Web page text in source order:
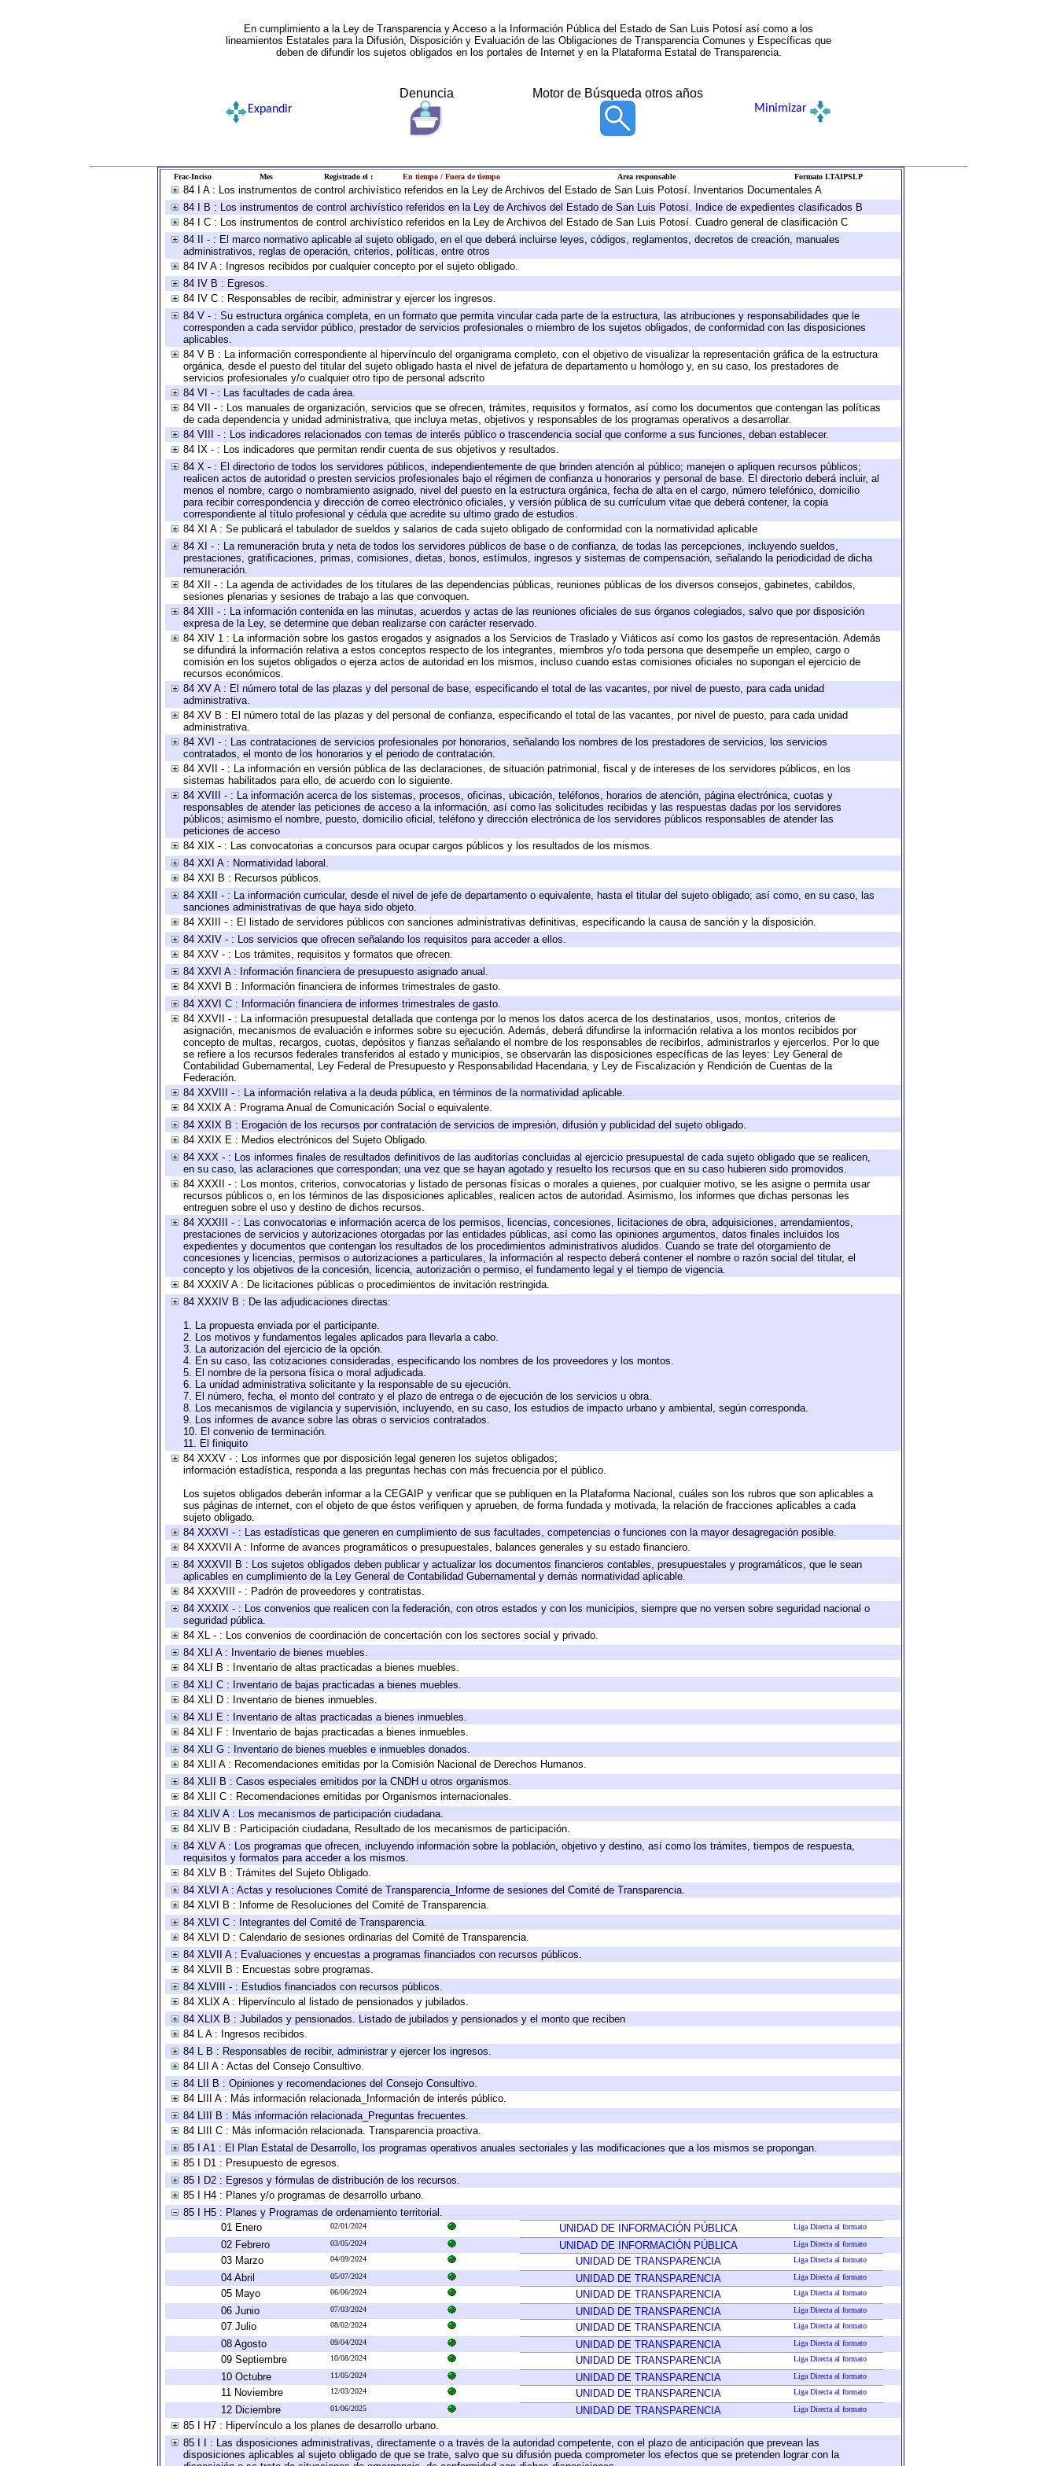
En cumplimiento a la Ley de Transparencia y Acceso a la Información Pública del Estado de San Luis Potosí así como a los
lineamientos Estatales para la Difusión, Disposición y Evaluación de las Obligaciones de Transparencia Comunes y Específicas que
deben de difundir los sujetos obligados en los portales de Internet y en la Plataforma Estatal de Transparencia.
Denuncia Motor de Búsqueda otros años
Expandir Minimizar
Frac-Inciso Mes Registrado el : En tiempo / Fuera de tiempo Area responsable Formato LTAIPSLP
84 I A : Los instrumentos de control archivístico referidos en la Ley de Archivos del Estado de San Luis Potosí. Inventarios Documentales A
84 I B : Los instrumentos de control archivístico referidos en la Ley de Archivos del Estado de San Luis Potosí. Indice de expedientes clasificados B
84 I C : Los instrumentos de control archivístico referidos en la Ley de Archivos del Estado de San Luis Potosí. Cuadro general de clasificación C
84 II - : El marco normativo aplicable al sujeto obligado, en el que deberá incluirse leyes, códigos, reglamentos, decretos de creación, manuales
administrativos, reglas de operación, criterios, políticas, entre otros
84 IV A : Ingresos recibidos por cualquier concepto por el sujeto obligado.
84 IV B : Egresos.
84 IV C : Responsables de recibir, administrar y ejercer los ingresos.
84 V - : Su estructura orgánica completa, en un formato que permita vincular cada parte de la estructura, las atribuciones y responsabilidades que le
corresponden a cada servidor público, prestador de servicios profesionales o miembro de los sujetos obligados, de conformidad con las disposiciones
aplicables.
84 V B : La información correspondiente al hipervínculo del organigrama completo, con el objetivo de visualizar la representación gráfica de la estructura
orgánica, desde el puesto del titular del sujeto obligado hasta el nivel de jefatura de departamento u homólogo y, en su caso, los prestadores de
servicios profesionales y/o cualquier otro tipo de personal adscrito
84 VI - : Las facultades de cada área.
84 VII - : Los manuales de organización, servicios que se ofrecen, trámites, requisitos y formatos, así como los documentos que contengan las políticas
de cada dependencia y unidad administrativa, que incluya metas, objetivos y responsables de los programas operativos a desarrollar.
84 VIII - : Los indicadores relacionados con temas de interés público o trascendencia social que conforme a sus funciones, deban establecer.
84 IX - : Los indicadores que permitan rendir cuenta de sus objetivos y resultados.
84 X - : El directorio de todos los servidores públicos, independientemente de que brinden atención al público; manejen o apliquen recursos públicos;
realicen actos de autoridad o presten servicios profesionales bajo el régimen de confianza u honorarios y personal de base. El directorio deberá incluir, al
menos el nombre, cargo o nombramiento asignado, nivel del puesto en la estructura orgánica, fecha de alta en el cargo, número telefónico, domicilio
para recibir correspondencia y dirección de correo electrónico oficiales, y versión pública de su currículum vitae que deberá contener, la copia
correspondiente al título profesional y cédula que acredite su ultimo grado de estudios.
84 XI A : Se publicará el tabulador de sueldos y salarios de cada sujeto obligado de conformidad con la normatividad aplicable
84 XI - : La remuneración bruta y neta de todos los servidores públicos de base o de confianza, de todas las percepciones, incluyendo sueldos,
prestaciones, gratificaciones, primas, comisiones, dietas, bonos, estímulos, ingresos y sistemas de compensación, señalando la periodicidad de dicha
remuneración.
84 XII - : La agenda de actividades de los titulares de las dependencias públicas, reuniones públicas de los diversos consejos, gabinetes, cabildos,
sesiones plenarias y sesiones de trabajo a las que convoquen.
84 XIII - : La información contenida en las minutas, acuerdos y actas de las reuniones oficiales de sus órganos colegiados, salvo que por disposición
expresa de la Ley, se determine que deban realizarse con carácter reservado.
84 XIV 1 : La información sobre los gastos erogados y asignados a los Servicios de Traslado y Viáticos así como los gastos de representación. Además
se difundirá la información relativa a estos conceptos respecto de los integrantes, miembros y/o toda persona que desempeñe un empleo, cargo o
comisión en los sujetos obligados o ejerza actos de autoridad en los mismos, incluso cuando estas comisiones oficiales no supongan el ejercicio de
recursos económicos.
84 XV A : El número total de las plazas y del personal de base, especificando el total de las vacantes, por nivel de puesto, para cada unidad
administrativa.
84 XV B : El número total de las plazas y del personal de confianza, especificando el total de las vacantes, por nivel de puesto, para cada unidad
administrativa.
84 XVI - : Las contrataciones de servicios profesionales por honorarios, señalando los nombres de los prestadores de servicios, los servicios
contratados, el monto de los honorarios y el periodo de contratación.
84 XVII - : La información en versión pública de las declaraciones, de situación patrimonial, fiscal y de intereses de los servidores públicos, en los
sistemas habilitados para ello, de acuerdo con lo siguiente.
84 XVIII - : La información acerca de los sistemas, procesos, oficinas, ubicación, teléfonos, horarios de atención, página electrónica, cuotas y
responsables de atender las peticiones de acceso a la información, así como las solicitudes recibidas y las respuestas dadas por los servidores
públicos; asimismo el nombre, puesto, domicilio oficial, teléfono y dirección electrónica de los servidores públicos responsables de atender las
peticiones de acceso
84 XIX - : Las convocatorias a concursos para ocupar cargos públicos y los resultados de los mismos.
84 XXI A : Normatividad laboral.
84 XXI B : Recursos públicos.
84 XXII - : La información curricular, desde el nivel de jefe de departamento o equivalente, hasta el titular del sujeto obligado; así como, en su caso, las
sanciones administrativas de que haya sido objeto.
84 XXIII - : El listado de servidores públicos con sanciones administrativas definitivas, especificando la causa de sanción y la disposición.
84 XXIV - : Los servicios que ofrecen señalando los requisitos para acceder a ellos.
84 XXV - : Los trámites, requisitos y formatos que ofrecen.
84 XXVI A : Información financiera de presupuesto asignado anual.
84 XXVI B : Información financiera de informes trimestrales de gasto.
84 XXVI C : Información financiera de informes trimestrales de gasto.
84 XXVII - : La información presupuestal detallada que contenga por lo menos los datos acerca de los destinatarios, usos, montos, criterios de
asignación, mecanismos de evaluación e informes sobre su ejecución. Además, deberá difundirse la información relativa a los montos recibidos por
concepto de multas, recargos, cuotas, depósitos y fianzas señalando el nombre de los responsables de recibirlos, administrarlos y ejercerlos. Por lo que
se refiere a los recursos federales transferidos al estado y municipios, se observarán las disposiciones específicas de las leyes: Ley General de
Contabilidad Gubernamental, Ley Federal de Presupuesto y Responsabilidad Hacendaria, y Ley de Fiscalización y Rendición de Cuentas de la
Federación.
84 XXVIII - : La información relativa a la deuda pública, en términos de la normatividad aplicable.
84 XXIX A : Programa Anual de Comunicación Social o equivalente.
84 XXIX B : Erogación de los recursos por contratación de servicios de impresión, difusión y publicidad del sujeto obligado.
84 XXIX E : Medios electrónicos del Sujeto Obligado.
84 XXX - : Los informes finales de resultados definitivos de las auditorías concluidas al ejercicio presupuestal de cada sujeto obligado que se realicen,
en su caso, las aclaraciones que correspondan; una vez que se hayan agotado y resuelto los recursos que en su caso hubieren sido promovidos.
84 XXXII - : Los montos, criterios, convocatorias y listado de personas físicas o morales a quienes, por cualquier motivo, se les asigne o permita usar
recursos públicos o, en los términos de las disposiciones aplicables, realicen actos de autoridad. Asimismo, los informes que dichas personas les
entreguen sobre el uso y destino de dichos recursos.
84 XXXIII - : Las convocatorias e información acerca de los permisos, licencias, concesiones, licitaciones de obra, adquisiciones, arrendamientos,
prestaciones de servicios y autorizaciones otorgadas por las entidades públicas, así como las opiniones argumentos, datos finales incluidos los
expedientes y documentos que contengan los resultados de los procedimientos administrativos aludidos. Cuando se trate del otorgamiento de
concesiones y licencias, permisos o autorizaciones a particulares, la información al respecto deberá contener el nombre o razón social del titular, el
concepto y los objetivos de la concesión, licencia, autorización o permiso, el fundamento legal y el tiempo de vigencia.
84 XXXIV A : De licitaciones públicas o procedimientos de invitación restringida.
84 XXXIV B : De las adjudicaciones directas:
1. La propuesta enviada por el participante.
2. Los motivos y fundamentos legales aplicados para llevarla a cabo.
3. La autorización del ejercicio de la opción.
4. En su caso, las cotizaciones consideradas, especificando los nombres de los proveedores y los montos.
5. El nombre de la persona física o moral adjudicada.
6. La unidad administrativa solicitante y la responsable de su ejecución.
7. El número, fecha, el monto del contrato y el plazo de entrega o de ejecución de los servicios u obra.
8. Los mecanismos de vigilancia y supervisión, incluyendo, en su caso, los estudios de impacto urbano y ambiental, según corresponda.
9. Los informes de avance sobre las obras o servicios contratados.
10. El convenio de terminación.
11. El finiquito
84 XXXV - : Los informes que por disposición legal generen los sujetos obligados;
información estadística, responda a las preguntas hechas con más frecuencia por el público.
Los sujetos obligados deberán informar a la CEGAIP y verificar que se publiquen en la Plataforma Nacional, cuáles son los rubros que son aplicables a
sus páginas de internet, con el objeto de que éstos verifiquen y aprueben, de forma fundada y motivada, la relación de fracciones aplicables a cada
sujeto obligado.
84 XXXVI - : Las estadísticas que generen en cumplimiento de sus facultades, competencias o funciones con la mayor desagregación posible.
84 XXXVII A : Informe de avances programáticos o presupuestales, balances generales y su estado financiero.
84 XXXVII B : Los sujetos obligados deben publicar y actualizar los documentos financieros contables, presupuestales y programáticos, que le sean
aplicables en cumplimiento de la Ley General de Contabilidad Gubernamental y demás normatividad aplicable.
84 XXXVIII - : Padrón de proveedores y contratistas.
84 XXXIX - : Los convenios que realicen con la federación, con otros estados y con los municipios, siempre que no versen sobre seguridad nacional o
seguridad pública.
84 XL - : Los convenios de coordinación de concertación con los sectores social y privado.
84 XLI A : Inventario de bienes muebles.
84 XLI B : Inventario de altas practicadas a bienes muebles.
84 XLI C : Inventario de bajas practicadas a bienes muebles.
84 XLI D : Inventario de bienes inmuebles.
84 XLI E : Inventario de altas practicadas a bienes inmuebles.
84 XLI F : Inventario de bajas practicadas a bienes inmuebles.
84 XLI G : Inventario de bienes muebles e inmuebles donados.
84 XLII A : Recomendaciones emitidas por la Comisión Nacional de Derechos Humanos.
84 XLII B : Casos especiales emitidos por la CNDH u otros organismos.
84 XLII C : Recomendaciones emitidas por Organismos internacionales.
84 XLIV A : Los mecanismos de participación ciudadana.
84 XLIV B : Participación ciudadana, Resultado de los mecanismos de participación.
84 XLV A : Los programas que ofrecen, incluyendo información sobre la población, objetivo y destino, así como los trámites, tiempos de respuesta,
requisitos y formatos para acceder a los mismos.
84 XLV B : Trámites del Sujeto Obligado.
84 XLVI A : Actas y resoluciones Comité de Transparencia_Informe de sesiones del Comité de Transparencia.
84 XLVI B : Informe de Resoluciones del Comité de Transparencia.
84 XLVI C : Integrantes del Comité de Transparencia.
84 XLVI D : Calendario de sesiones ordinarias del Comité de Transparencia.
84 XLVII A : Evaluaciones y encuestas a programas financiados con recursos públicos.
84 XLVII B : Encuestas sobre programas.
84 XLVIII - : Estudios financiados con recursos públicos.
84 XLIX A : Hipervínculo al listado de pensionados y jubilados.
84 XLIX B : Jubilados y pensionados. Listado de jubilados y pensionados y el monto que reciben
84 L A : Ingresos recibidos.
84 L B : Responsables de recibir, administrar y ejercer los ingresos.
84 LII A : Actas del Consejo Consultivo.
84 LII B : Opiniones y recomendaciones del Consejo Consultivo.
84 LIII A : Más información relacionada_Información de interés público.
84 LIII B : Más información relacionada_Preguntas frecuentes.
84 LIII C : Más información relacionada. Transparencia proactiva.
85 I A1 : El Plan Estatal de Desarrollo, los programas operativos anuales sectoriales y las modificaciones que a los mismos se propongan.
85 I D1 : Presupuesto de egresos.
85 I D2 : Egresos y fórmulas de distribución de los recursos.
85 I H4 : Planes y/o programas de desarrollo urbano.
85 I H5 : Planes y Programas de ordenamiento territorial.
01 Enero
02/01/2024 UNIDAD DE INFORMACIÓN PÚBLICA Liga Directa al formato
02 Febrero 03/05/2024 UNIDAD DE INFORMACIÓN PÚBLICA Liga Directa al formato
03 Marzo 04/09/2024 UNIDAD DE TRANSPARENCIA Liga Directa al formato
04 Abril 05/07/2024 UNIDAD DE TRANSPARENCIA Liga Directa al formato
05 Mayo 06/06/2024 UNIDAD DE TRANSPARENCIA Liga Directa al formato
06 Junio 07/03/2024 UNIDAD DE TRANSPARENCIA Liga Directa al formato
07 Julio 08/02/2024 UNIDAD DE TRANSPARENCIA Liga Directa al formato
08 Agosto 09/04/2024 UNIDAD DE TRANSPARENCIA Liga Directa al formato
09 Septiembre 10/08/2024 UNIDAD DE TRANSPARENCIA Liga Directa al formato
10 Octubre 11/05/2024 UNIDAD DE TRANSPARENCIA Liga Directa al formato
11 Noviembre 12/03/2024 UNIDAD DE TRANSPARENCIA Liga Directa al formato
12 Diciembre 01/06/2025 UNIDAD DE TRANSPARENCIA Liga Directa al formato
85 I H7 : Hipervínculo a los planes de desarrollo urbano.
85 I I : Las disposiciones administrativas, directamente o a través de la autoridad competente, con el plazo de anticipación que prevean las
disposiciones aplicables al sujeto obligado de que se trate, salvo que su difusión pueda comprometer los efectos que se pretenden lograr con la